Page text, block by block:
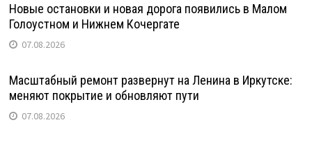
Новые остановки и новая дорога появились в Малом
Голоустном и Нижнем Кочергате
07.08.2026
Масштабный ремонт развернут на Ленина в Иркутске:
меняют покрытие и обновляют пути
07.08.2026